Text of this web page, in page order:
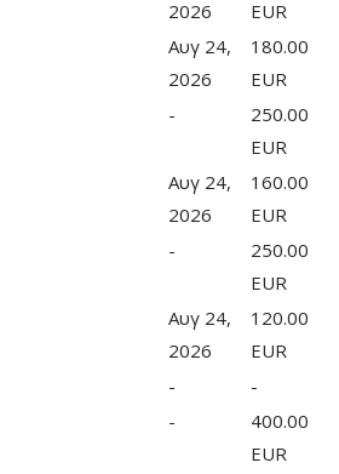
2026
EUR
Αυγ 24,
2026
180.00
EUR
-
250.00
EUR
Αυγ 24,
2026
160.00
EUR
-
250.00
EUR
Αυγ 24,
2026
120.00
EUR
-
-
-
400.00
EUR